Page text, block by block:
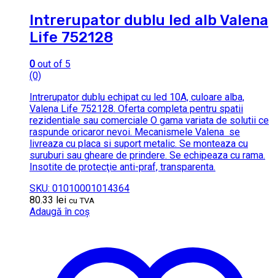
Intrerupator dublu led alb Valena
Life 752128
0 out of 5
(0)
Intrerupator dublu echipat cu led 10A, culoare alba,
Valena Life 752128. Oferta completa pentru spatii
rezidentiale sau comerciale O gama variata de solutii ce
raspunde oricaror nevoi. Mecanismele Valena se
livreaza cu placa si suport metalic. Se monteaza cu
suruburi sau gheare de prindere. Se echipeaza cu rama.
Insotite de protecţie anti-praf, transparenta.
SKU: 01010001014364
80.33 lei cu TVA
Adaugă în coș